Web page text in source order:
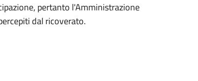
pertanto l'Amministrazione
dal ricoverato.